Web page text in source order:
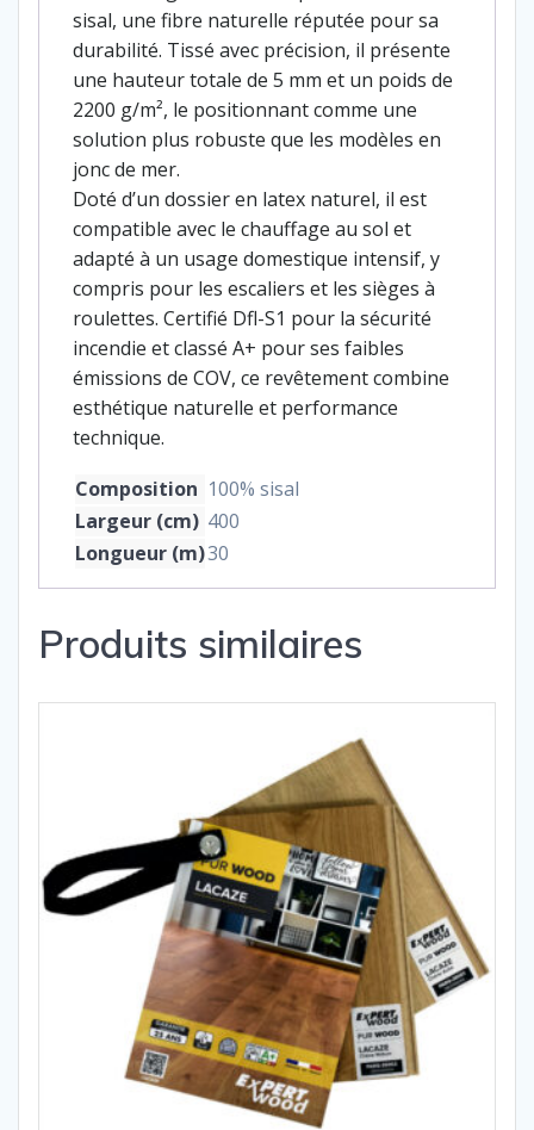
sisal, une fibre naturelle réputée pour sa
durabilité. Tissé avec précision, il présente
une hauteur totale de 5 mm et un poids de
2200 g/m², le positionnant comme une
solution plus robuste que les modèles en
jonc de mer.
Doté d’un dossier en latex naturel, il est
compatible avec le chauffage au sol et
adapté à un usage domestique intensif, y
compris pour les escaliers et les sièges à
roulettes. Certifié Dfl-S1 pour la sécurité
incendie et classé A+ pour ses faibles
émissions de COV, ce revêtement combine
esthétique naturelle et performance
technique.
Composition 100% sisal
Largeur (cm) 400
Longueur (m)30
Produits similaires